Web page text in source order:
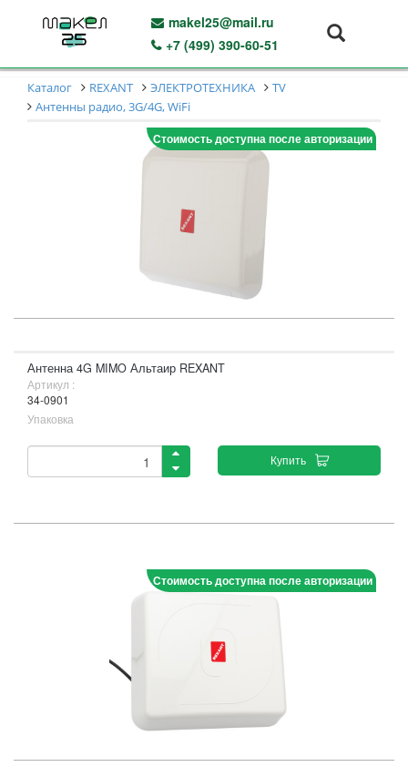
makel25@mail.ru
+7 (499) 390-60-51
Каталог REXANT ЭЛЕКТРОТЕХНИКА
TV
Антенны радио, 3G/4G, WiFi
Стоимость доступна после авторизации
Антенна 4G MIMO Альтаир REXANT
Артикул :
34-0901
Упаковка
Купить
Стоимость доступна после авторизации